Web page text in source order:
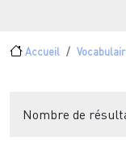
Fil d'Ariane
Accueil
Nombre de